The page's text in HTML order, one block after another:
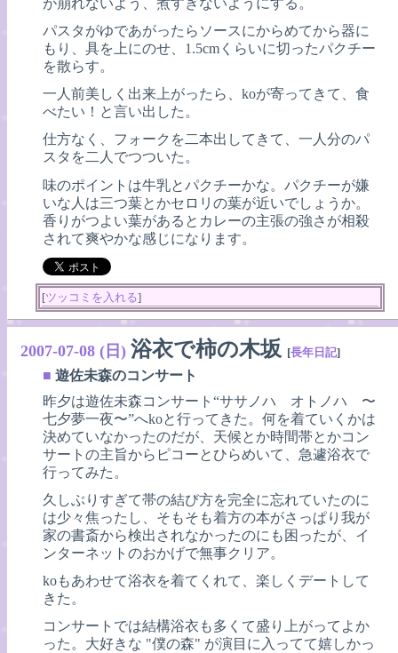
パスタがゆであがったらソースにからめてから器に
もり、具を上にのせ、1.5cmくらいに切ったパクチー
を散らす。
一人前美しく出来上がったら、koが寄ってきて、食
べたい！と言い出した。
仕方なく、フォークを二本出してきて、一人分のパ
スタを二人でつついた。
味のポイントは牛乳とパクチーかな。パクチーが嫌
いな人は三つ葉とかセロリの葉が近いでしょうか。
香りがつよい葉があるとカレーの主張の強さが相殺
されて爽やかな感じになります。
[ツッコミを入れる]
2007-07-08 (日) 浴衣で柿の木坂 [長年日記]
■ 遊佐未森のコンサート
昨夕は遊佐未森コンサート“ササノハ オトノハ 〜
七夕夢一夜〜”へkoと行ってきた。何を着ていくかは
決めていなかったのだが、天候とか時間帯とかコン
サートの主旨からピコーとひらめいて、急遽浴衣で
行ってみた。
久しぶりすぎて帯の結び方を完全に忘れていたのに
は少々焦ったし、そもそも着方の本がさっぱり我が
家の書斎から検出されなかったのにも困ったが、イ
ンターネットのおかげで無事クリア。
koもあわせて浴衣を着てくれて、楽しくデートして
きた。
コンサートでは結構浴衣も多くて盛り上がってよか
った。大好きな "僕の森" が演目に入ってて嬉しかっ